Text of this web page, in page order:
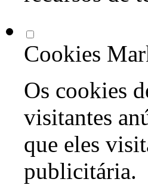
Cookies
Os cookies
visitantes
que eles
publicitária.